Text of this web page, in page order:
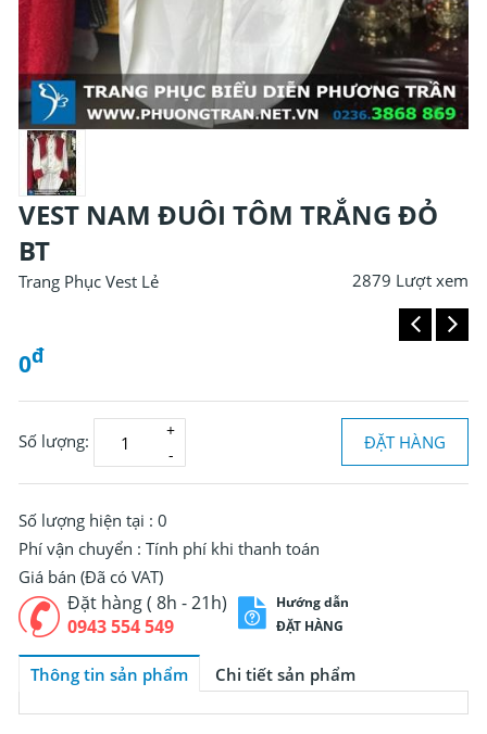
VEST NAM ĐUÔI TÔM TRẮNG ĐỎ
BT
Trang Phục Vest Lẻ 2879 Lượt xem
0đ
Số lượng: ĐẶT HÀNG
0Đ
Số lượng hiện tại : 0
Phí vận chuyển : Tính phí khi thanh toán
Giá bán (Đã có VAT)
Đặt hàng ( 8h - 21h)
0943 554 549
Hướng dẫn
ĐẶT HÀNG
Thông tin sản phẩm Chi tiết sản phẩm